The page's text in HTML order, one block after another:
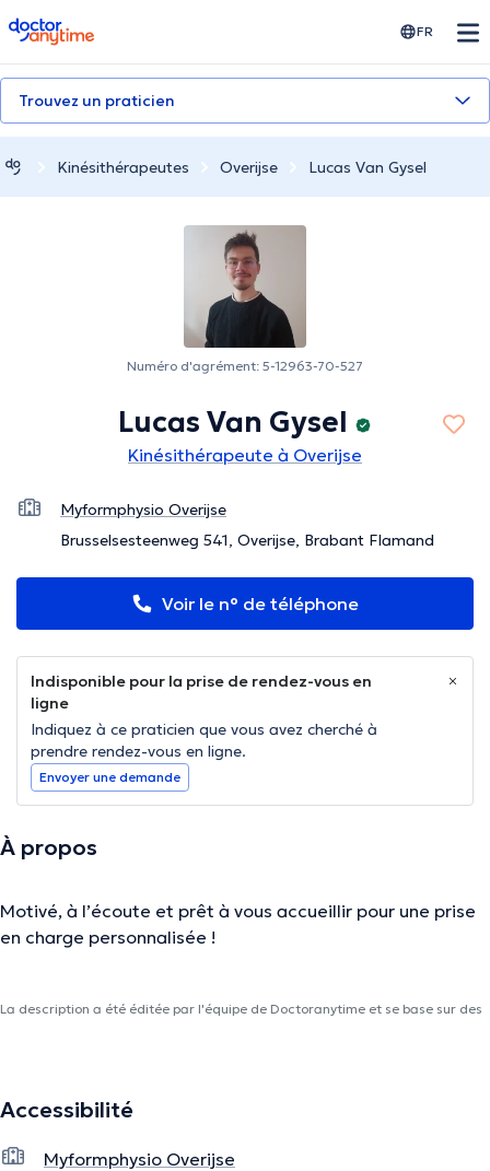
doctoranytime FR
Trouvez un praticien
Kinésithérapeutes Overijse Lucas Van Gysel
Numéro d'agrément: 5-12963-70-527
Lucas Van Gysel
Kinésithérapeute à Overijse
Myformphysio Overijse
Brusselsesteenweg 541, Overijse, Brabant Flamand
Voir le n° de téléphone
Indisponible pour la prise de rendez-vous en
ligne
Indiquez à ce praticien que vous avez cherché à
prendre rendez-vous en ligne.
Envoyer une demande
À propos
Motivé, à l’écoute et prêt à vous accueillir pour une prise
en charge personnalisée !
La description a été éditée par l'équipe de Doctoranytime et se base sur des
Accessibilité
Myformphysio Overijse